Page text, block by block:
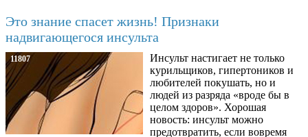
Это знание спасет жизнь! Признаки
надвигающегося инсульта
11807
Инсульт настигает не только
курильщиков, гипертоников и
любителей покушать, но и
людей из разряда «вроде бы в
целом здоров». Хорошая
новость: инсульт можно
предотвратить, если вовремя